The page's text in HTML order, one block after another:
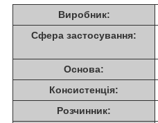
Виробник:
Сфера застосування:
Основа:
Консистенція:
Розчинник: